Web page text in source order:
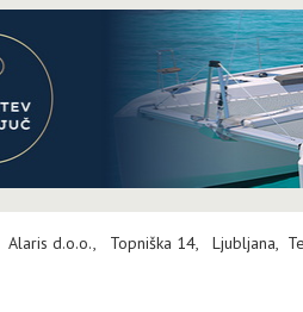
Alaris d.o.o., Topniška 14, Ljubljana,